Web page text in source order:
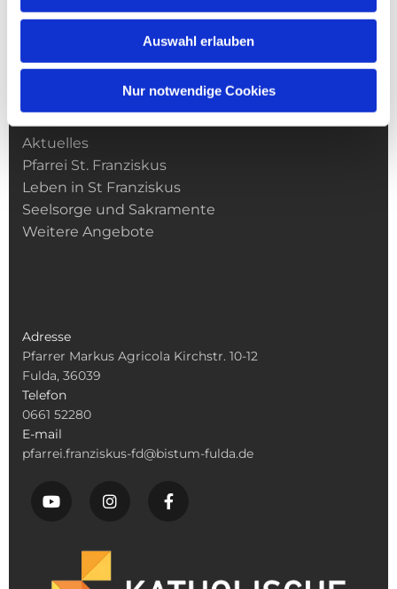
Auswahl erlauben
Nur notwendige Cookies
Kirchengemeinde­­ St. Franziskus
Aktuelles
Pfarrei St. Franziskus
Leben in St Franziskus
Seelsorge und Sakramente
Weitere Angebote
Adresse
Pfarrer Markus Agricola Kirchstr. 10-12
Fulda, 36039
Telefon
0661 52280
E-mail
pfarrei.franziskus-fd@bistum-fulda.de